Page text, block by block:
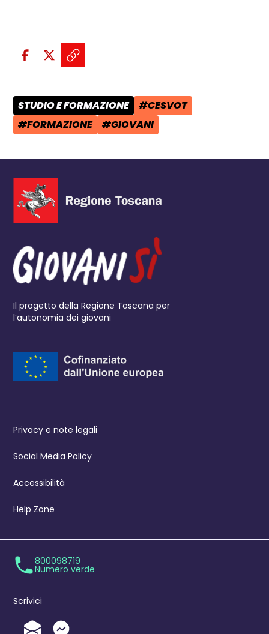
Condividi sui social:
Condividi su Facebook - apre
Condividi su X - apre una
Copia il link e condividi -
CATEGORIA POST:
STUDIO E FORMAZIONE TAG:
#CESVOT
TAG:
#FORMAZIONE TAG:
#GIOVANI
Il progetto della Regione Toscana per
l’autonomia dei giovani
Privacy e note legali
Social Media Policy
Accessibilità
Help Zone
800098719
Numero verde
Scrivici